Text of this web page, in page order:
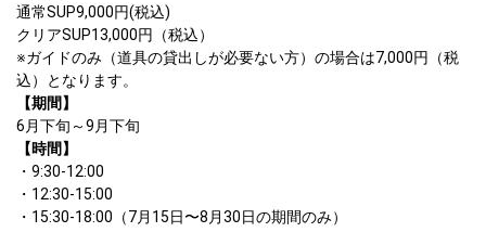
通常SUP9,000円(税込)
クリアSUP13,000円（税込）
※ガイドのみ（道具の貸出しが必要ない方）の場合は7,000円（税
込）となります。
【期間】
6月下旬～9月下旬
【時間】
・9:30-12:00
・12:30-15:00
・15:30-18:00（7月15日〜8月30日の期間のみ）